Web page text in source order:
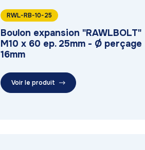
RWL-RB-10-25
Boulon expansion "RAWLBOLT"
M10 x 60 ep. 25mm - Ø perçage
16mm
Voir le produit